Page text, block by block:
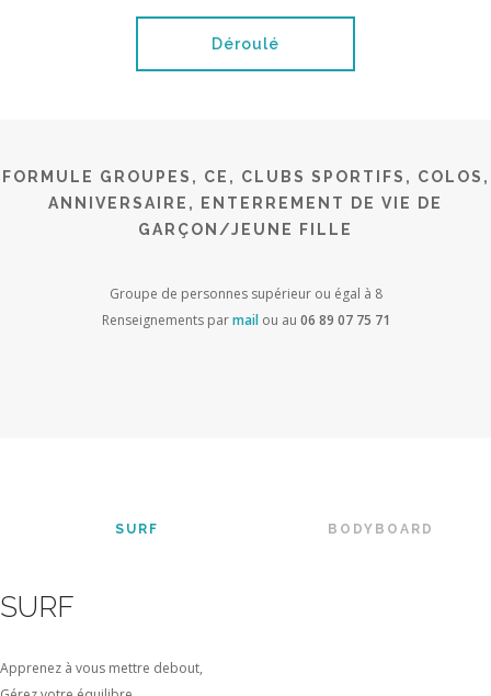
Déroulé
FORMULE GROUPES, CE, CLUBS SPORTIFS, COLOS,
ANNIVERSAIRE, ENTERREMENT DE VIE DE
GARÇON/JEUNE FILLE
Groupe de personnes supérieur ou égal à 8
Renseignements parmail ou au 06 89 07 75 71
SURF BODYBOARD
SURF
Apprenez à vous mettre debout,